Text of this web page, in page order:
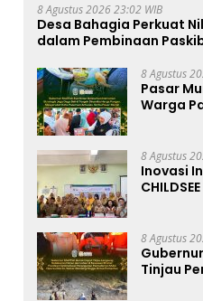
8 Agustus 2026 23:02 WIB
Desa Bahagia Perkuat
dalam Pembinaan
8 Agustus
Pasar
Warga
dan
8 Agustus
Inovasi
8 Agustus
Tinjau